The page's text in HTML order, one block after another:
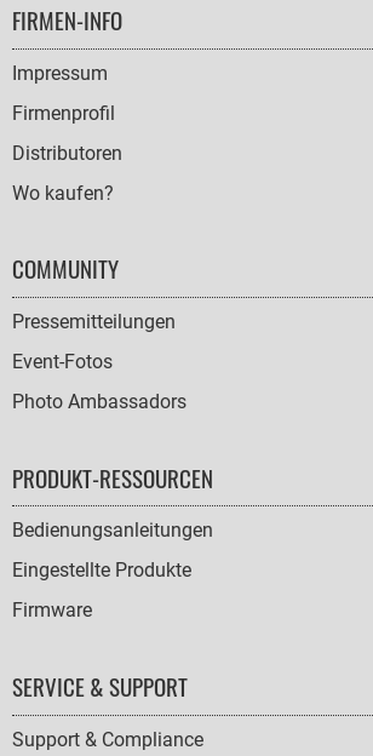
FOOTER
NAVIGATION
FIRMEN-INFO
Impressum
Firmenprofil
Distributoren
Wo kaufen?
COMMUNITY
Pressemitteilungen
Event-Fotos
Photo Ambassadors
PRODUKT-RESSOURCEN
Bedienungsanleitungen
Eingestellte Produkte
Firmware
SERVICE & SUPPORT
Support & Compliance